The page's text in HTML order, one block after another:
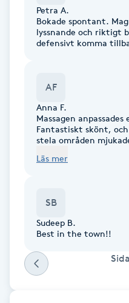
Gravidmassage
Gravidyoga
Gua Sha-massage
Hatha Yoga
Healing
Herrklippning
Petra A.
Bokade spontant.
lyssnande och riktigt
defensivt komma
AF
Anna F.
Massagen
Fantastiskt skönt,
stela områden
Läs mer
SB
Sudeep B.
Best in the town!!
Sida